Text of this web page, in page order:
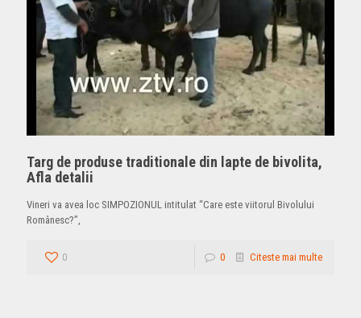
Targ de produse traditionale din lapte de bivolita,
Afla detalii
Vineri va avea loc SIMPOZIONUL intitulat “Care este viitorul Bivolului
Românesc?”,
0 0 Citeste mai multe